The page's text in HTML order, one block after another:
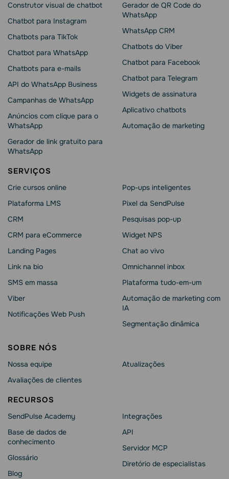
Construtor visual de chatbot
Chatbot para Instagram
Chatbots para TikTok
Chatbot para WhatsApp
Chatbots para e-mails
API do WhatsApp Business
Campanhas de WhatsApp
Anúncios com clique para o
WhatsApp
Gerador de link gratuito para
WhatsApp
Gerador de QR Code do
WhatsApp
WhatsApp CRM
Chatbots do Viber
Chatbot para Facebook
Chatbot para Telegram
Widgets de assinatura
Aplicativo chatbots
Automação de marketing
SERVIÇOS
Crie cursos online
Plataforma LMS
CRM
CRM para eCommerce
Landing Pages
Link na bio
SMS em massa
Viber
Notificações Web Push
Pop-ups inteligentes
Pixel da SendPulse
Pesquisas pop-up
Widget NPS
Chat ao vivo
Omnichannel inbox
Plataforma tudo-em-um
Automação de marketing com
IA
Segmentação dinâmica
SOBRE NÓS
Nossa equipe
Avaliações de clientes
Atualizações
RECURSOS
SendPulse Academy
Base de dados de
conhecimento
Glossário
Blog
Integrações
API
Servidor MCP
Diretório de especialistas